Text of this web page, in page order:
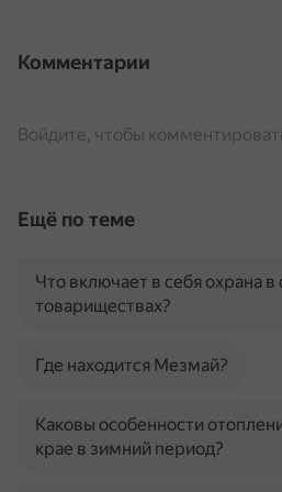
Комментарии
Войдите, чтобы
Ещё по теме
Что включает в себя охрана
товариществах?
Где находится Мезмай?
Каковы особенности
крае в зимний период?